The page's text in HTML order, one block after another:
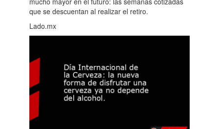
que se descuentan al realizar el retiro.
Lado.mx